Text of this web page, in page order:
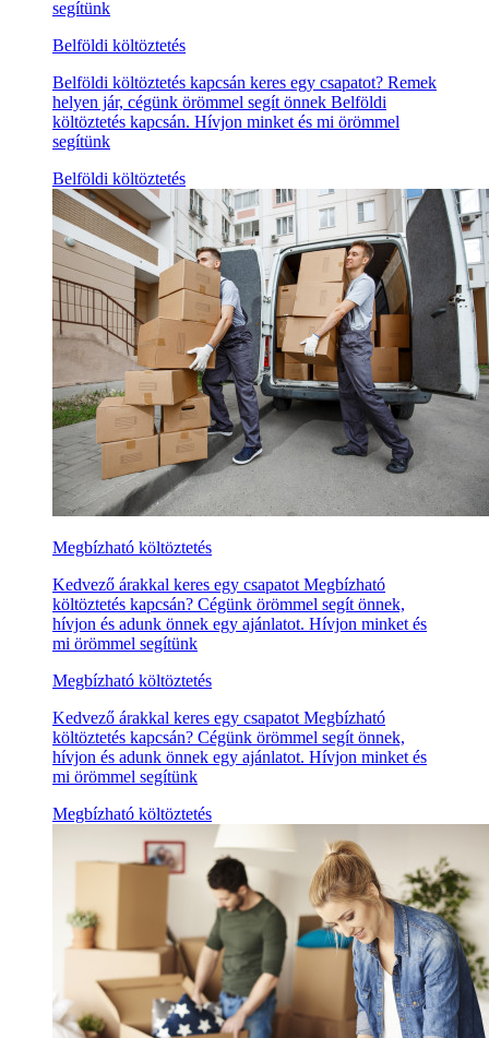
segítünk
Belföldi költöztetés
Belföldi költöztetés kapcsán keres egy csapatot? Remek
helyen jár, cégünk örömmel segít önnek Belföldi
költöztetés kapcsán. Hívjon minket és mi örömmel
segítünk
Belföldi költöztetés
Megbízható költöztetés
Kedvező árakkal keres egy csapatot Megbízható
költöztetés kapcsán? Cégünk örömmel segít önnek,
hívjon és adunk önnek egy ajánlatot. Hívjon minket és
mi örömmel segítünk
Megbízható költöztetés
Kedvező árakkal keres egy csapatot Megbízható
költöztetés kapcsán? Cégünk örömmel segít önnek,
hívjon és adunk önnek egy ajánlatot. Hívjon minket és
mi örömmel segítünk
Megbízható költöztetés